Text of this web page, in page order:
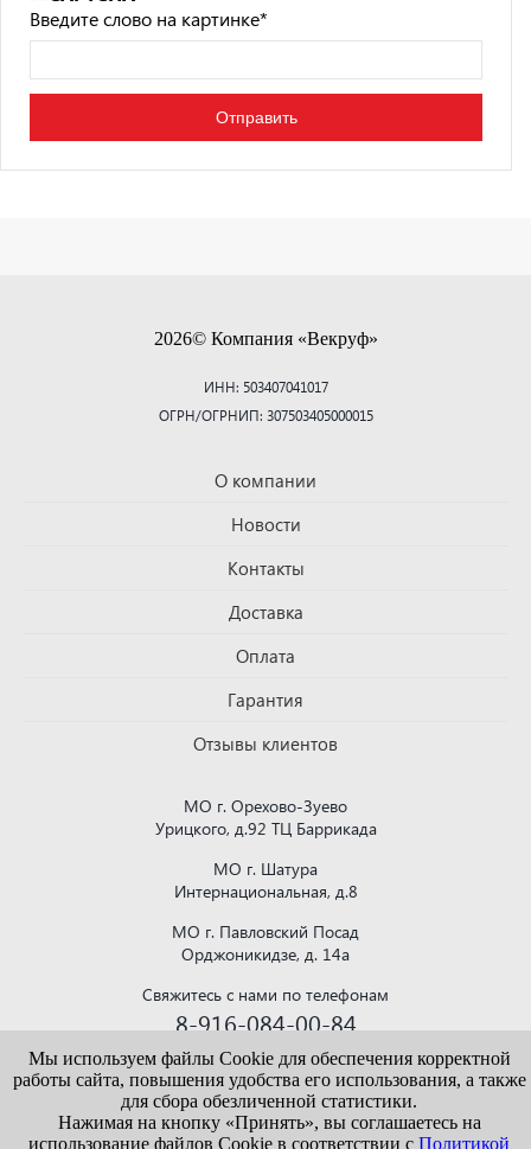
Введите слово на картинке*
2026© Компания «Векруф»
ИНН: 503407041017
ОГРН/ОГРНИП: 307503405000015
О компании
Новости
Контакты
Доставка
Оплата
Гарантия
Отзывы клиентов
МО г. Орехово-Зуево
Урицкого, д.92 ТЦ Баррикада
МО г. Шатура
Интернациональная, д.8
МО г. Павловский Посад
Орджоникидзе, д. 14а
Свяжитесь с нами по телефонам
8-916-084-00-84
или напишите на почту
krovlya150@mail.ru
Мы используем файлы Cookie для обеспечения корректной
работы сайта, повышения удобства его использования, а также
для сбора обезличенной статистики.
Нажимая на кнопку «Принять», вы соглашаетесь на
использование файлов Cookie в соответствии с Политикой